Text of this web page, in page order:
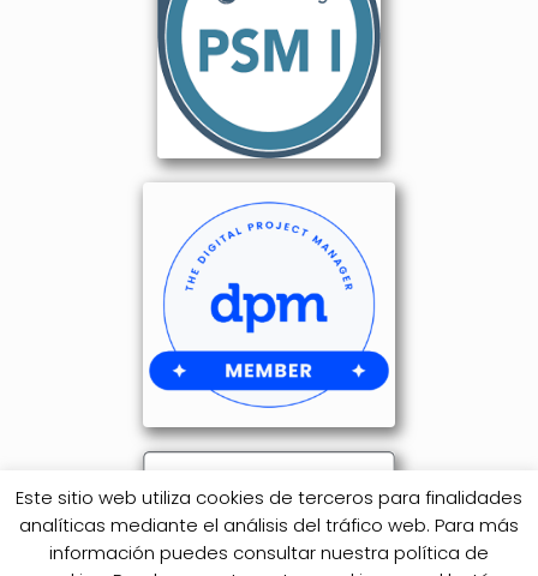
Este sitio web utiliza cookies de terceros para finalidades
analíticas mediante el análisis del tráfico web. Para más
información puedes consultar nuestra política de